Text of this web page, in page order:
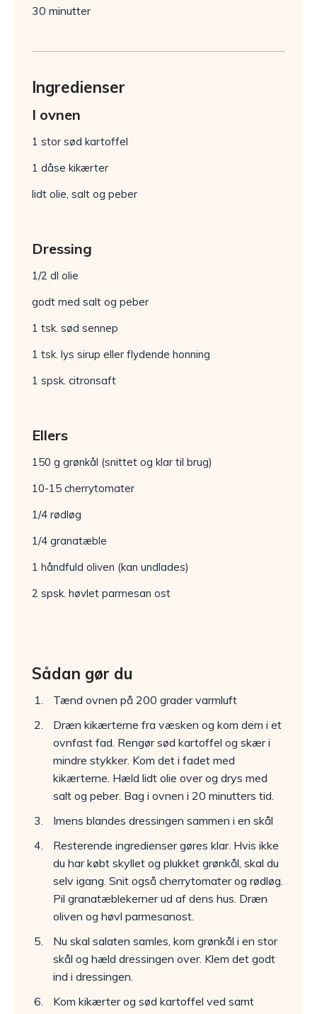
30 minutter
Ingredienser
I ovnen
1 stor sød kartoffel
1 dåse kikærter
lidt olie, salt og peber
Dressing
1/2 dl olie
godt med salt og peber
1 tsk. sød sennep
1 tsk. lys sirup eller flydende honning
1 spsk. citronsaft
Ellers
150 g grønkål (snittet og klar til brug)
10-15 cherrytomater
1/4 rødløg
1/4 granatæble
1 håndfuld oliven (kan undlades)
2 spsk. høvlet parmesan ost
Sådan gør du
Tænd ovnen på 200 grader varmluft
Dræn kikærterne fra væsken og kom dem i et
ovnfast fad. Rengør sød kartoffel og skær i
mindre stykker. Kom det i fadet med
kikærterne. Hæld lidt olie over og drys med
salt og peber. Bag i ovnen i 20 minutters tid.
Imens blandes dressingen sammen i en skål
Resterende ingredienser gøres klar. Hvis ikke
du har købt skyllet og plukket grønkål, skal du
selv igang. Snit også cherrytomater og rødløg.
Pil granatæblekerner ud af dens hus. Dræn
oliven og høvl parmesanost.
Nu skal salaten samles, kom grønkål i en stor
skål og hæld dressingen over. Klem det godt
ind i dressingen.
Kom kikærter og sød kartoffel ved samt